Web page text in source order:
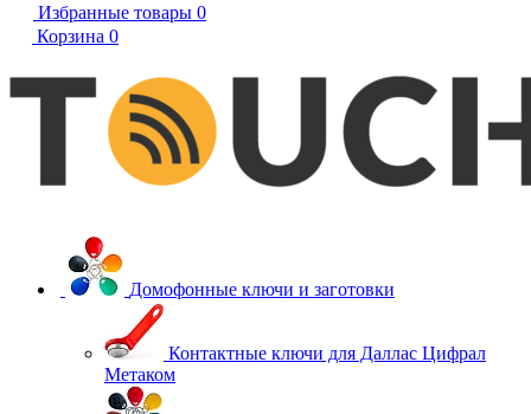
Избранные товары 0
Корзина 0
Домофонные ключи и заготовки
Контактные ключи для Даллас Цифрал
Метаком